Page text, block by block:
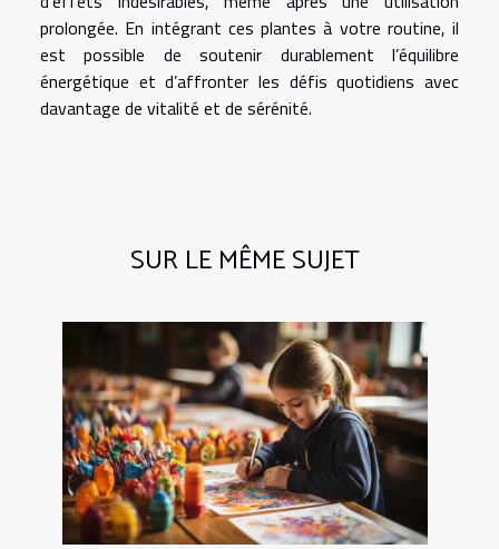
prolongée. En intégrant ces plantes à votre routine, il
est possible de soutenir durablement l’équilibre
énergétique et d’affronter les défis quotidiens avec
davantage de vitalité et de sérénité.
SUR LE MÊME SUJET